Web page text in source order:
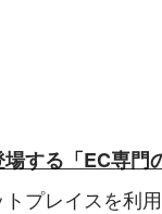
する「EC専門
プレイスを利